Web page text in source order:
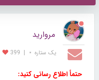
مروارید
یک ستاره ⋆ |
399
حتماً اطلاع رسانی کنید: